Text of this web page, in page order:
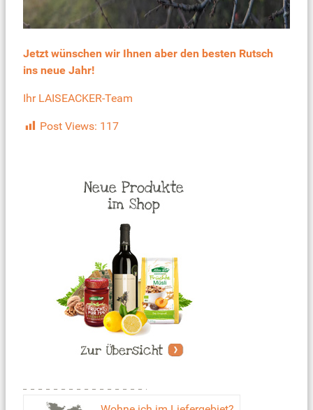
Jetzt wünschen wir Ihnen aber den besten Rutsch
ins neue Jahr!
Ihr LAISEACKER-Team
Post Views: 117